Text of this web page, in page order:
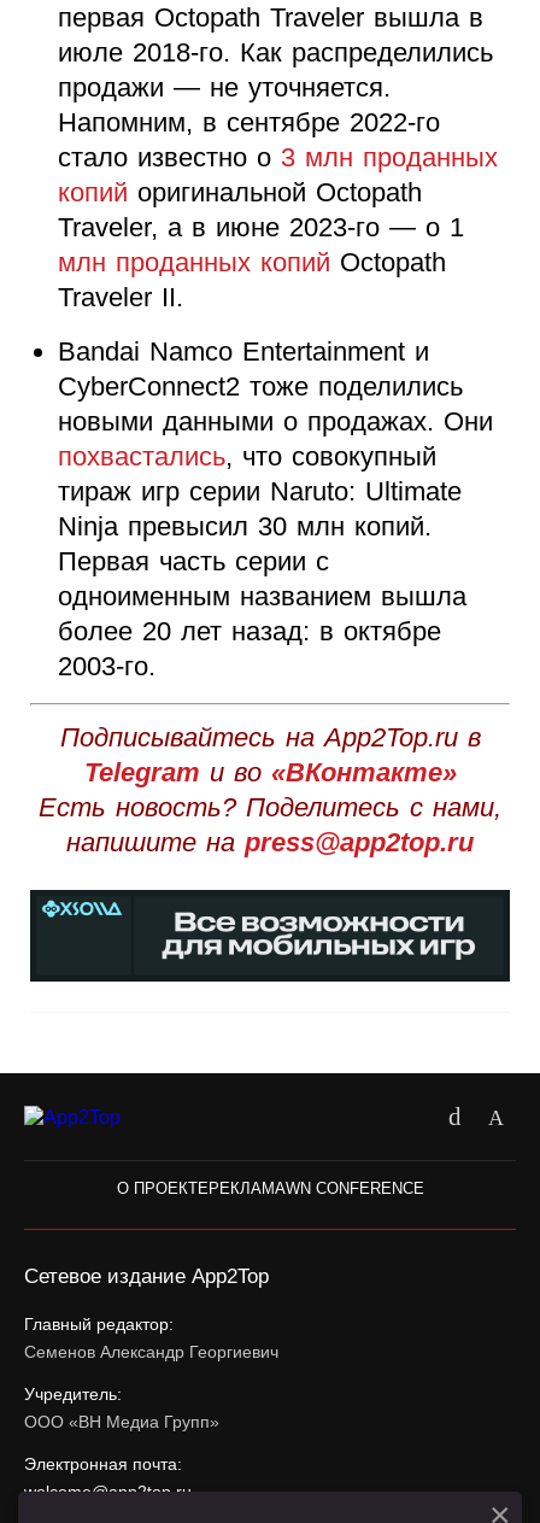
первая Octopath Traveler вышла в
июле 2018-го. Как распределились
продажи — не уточняется.
Напомним, в сентябре 2022-го
стало известно о 3 млн проданных
копий оригинальной Octopath
Traveler, а в июне 2023-го — о 1
млн проданных копий Octopath
Traveler II.
Bandai Namco Entertainment и
CyberConnect2 тоже поделились
новыми данными о продажах. Они
похвастались, что совокупный
тираж игр серии Naruto: Ultimate
Ninja превысил 30 млн копий.
Первая часть серии с
одноименным названием вышла
более 20 лет назад: в октябре
2003-го.
Подписывайтесь на App2Top.ru в
Telegram и во «ВКонтакте»
Есть новость? Поделитесь с нами,
напишите на press@app2top.ru
О ПРОЕКТЕРЕКЛАМАWN CONFERENCE
Сетевое издание App2Top
Главный редактор:
Семенов Александр Георгиевич
Учредитель:
ООО «ВН Медиа Групп»
Электронная почта:
welcome@app2top.ru